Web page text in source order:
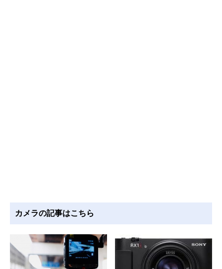
カメラの記事はこちら